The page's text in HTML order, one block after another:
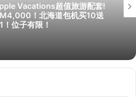
Vacations超值旅游配套!
！北海道包机买10送
1！位子有限！